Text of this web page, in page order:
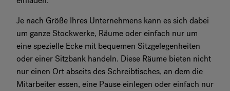
Je nach Größe Ihres Unternehmens kann es sich dabei
um ganze Stockwerke, Räume oder einfach nur um
eine spezielle Ecke mit bequemen Sitzgelegenheiten
oder einer Sitzbank handeln. Diese Räume bieten nicht
nur einen Ort abseits des Schreibtisches, an dem die
Mitarbeiter essen, eine Pause einlegen oder einfach nur